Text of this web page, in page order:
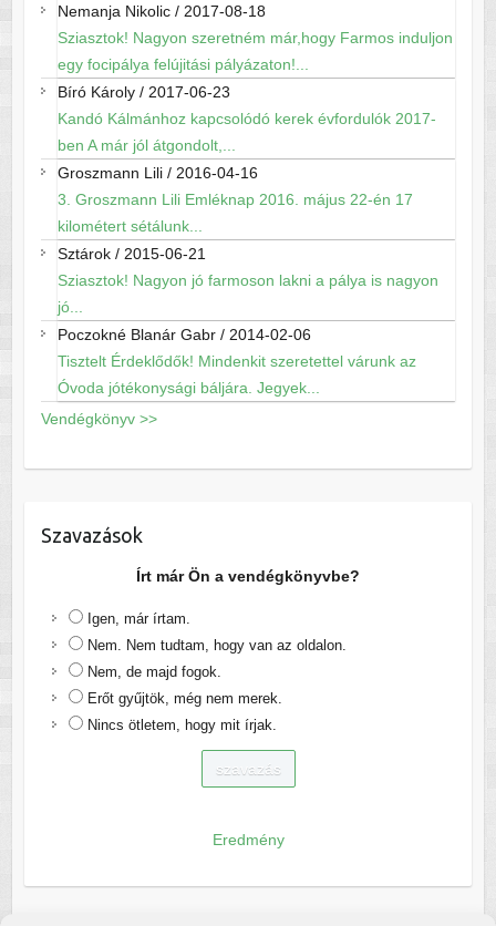
Nemanja Nikolic/ 2017-08-18
Sziasztok! Nagyon szeretném már,hogy Farmos induljon
egy focipálya felújitási pályázaton!...
Bíró Károly/ 2017-06-23
Kandó Kálmánhoz kapcsolódó kerek évfordulók 2017-
ben A már jól átgondolt,...
Groszmann Lili/ 2016-04-16
3. Groszmann Lili Emléknap 2016. május 22-én 17
kilométert sétálunk...
Sztárok/ 2015-06-21
Sziasztok! Nagyon jó farmoson lakni a pálya is nagyon
jó...
Poczokné Blanár Gabr/ 2014-02-06
Tisztelt Érdeklődők! Mindenkit szeretettel várunk az
Óvoda jótékonysági báljára. Jegyek...
Vendégkönyv >>
Szavazások
Írt már Ön a vendégkönyvbe?
Igen, már írtam.
Nem. Nem tudtam, hogy van az oldalon.
Nem, de majd fogok.
Erőt gyűjtök, még nem merek.
Nincs ötletem, hogy mit írjak.
Eredmény